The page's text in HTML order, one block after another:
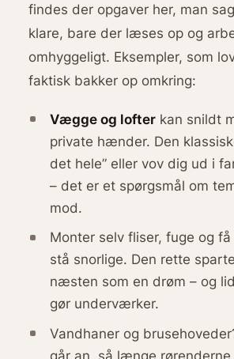
findes der opgaver her, man
klare, bare der læses op og
omhyggeligt. Eksempler, som
faktisk bakker op omkring:
Vægge og lofter kan snildt
private hænder. Den
det hele” eller vov dig ud i
– det er et spørgsmål om
mod.
Monter selv fliser, fuge og
stå snorlige. Den rette
næsten som en drøm – og
gør underværker.
Vandhaner og
går an, så længe